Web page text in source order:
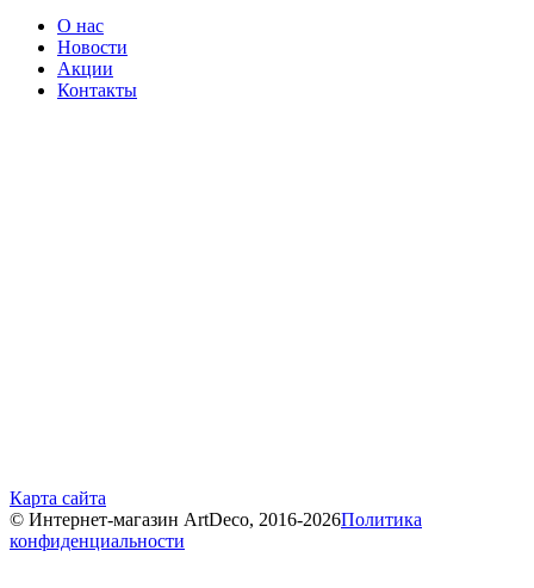
О нас
Новости
Акции
Контакты
Карта сайта
© Интернет-магазин ArtDeco, 2016-2026Политика
конфиденциальности